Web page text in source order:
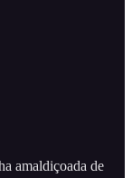
amaldiçoada de